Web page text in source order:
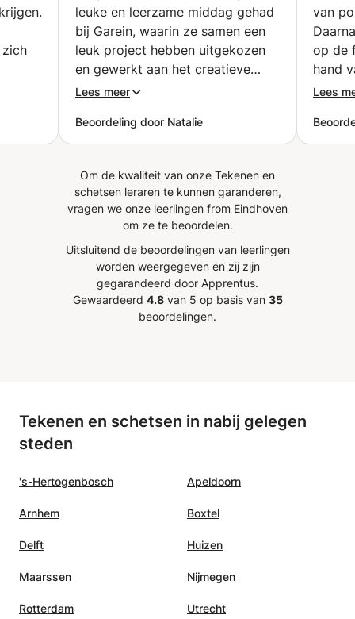
leuke en leerzame middag gehad
bij Garein, waarin ze samen een
leuk project hebben uitgekozen
en gewerkt aan het creatieve
proces. Garwin is heel relaxed,
hetgeen wat het beste bij de
student past. Daardooe verloopt
komen zeker nog een keer terug!
”
Lees meer
Beoordeling door Natalie
van
op de
hand
ik
Lees
Om de kwaliteit van onze Tekenen en
schetsen leraren te kunnen garanderen,
vragen we onze leerlingen from Eindhoven
om ze te beoordelen.
Uitsluitend de beoordelingen van leerlingen
worden weergegeven en zij zijn
gegarandeerd door Apprentus.
Gewaardeerd 4.8van 5 op basis van 35
beoordelingen.
Tekenen en schetsen in nabij gelegen
steden
's-Hertogenbosch Apeldoorn
Arnhem Boxtel
Delft Huizen
Maarssen Nijmegen
Rotterdam Utrecht